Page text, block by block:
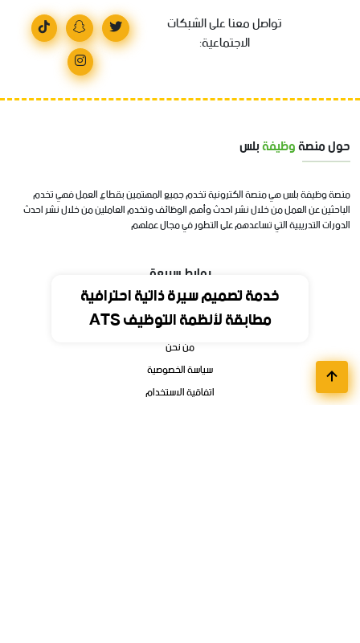
خدمة تصميم سيرة ذاتية احترافية
مطابقة لأنظمة التوظيف ATS
تواصل معنا على الشبكات
الاجتماعية:
حول منصةوظيفةبلس
منصة وظيفة بلس هي منصة الكترونية تخدم جميع المهتمين بقطاع العمل فهي تخدم
الباحثين عن العمل من خلال نشر احدث وأهم الوظائف وتخدم العاملين من خلال نشر احدث
الدورات التدريبية التي تساعدهم على التطور في مجال عملهم
روابط سريعة
الرئيسية
من نحن
سياسة الخصوصية
اتفاقية الاستخدام